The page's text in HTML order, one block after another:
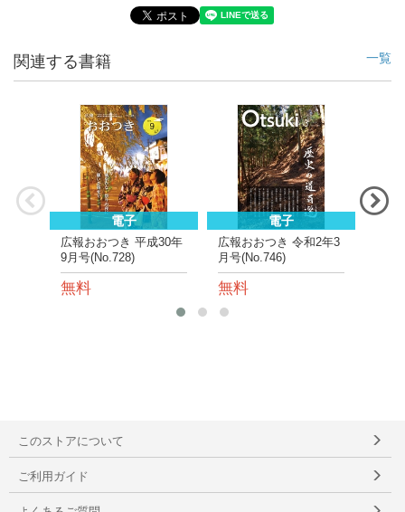
関連する書籍 一覧
電子
広報おおつき 平成30年
9月号(No.728)
無料
電子
広報おおつき 令和2年3
月号(No.746)
無料
このストアについて
ご利用ガイド